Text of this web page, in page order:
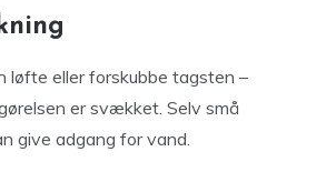
løfte eller forskubbe tagsten –
er svækket. Selv små
give adgang for vand.